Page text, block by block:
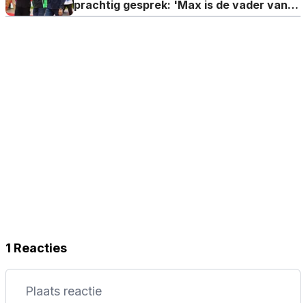
prachtig gesprek: 'Max is de vader van
de rookies!'
1 Reacties